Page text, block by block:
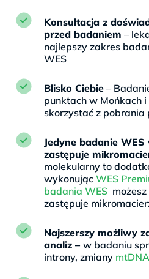
Konsultacja z
przed badaniem –
najlepszy zakres
WES
Blisko Ciebie –
punktach w Mońkach
skorzystać z pobrania
Jedyne badanie
zastępuje
molekularny to
wykonując WES
badania WES
zastępuje
Najszerszy możliwy
analiz – w badaniu
introny, zmiany mtDNA